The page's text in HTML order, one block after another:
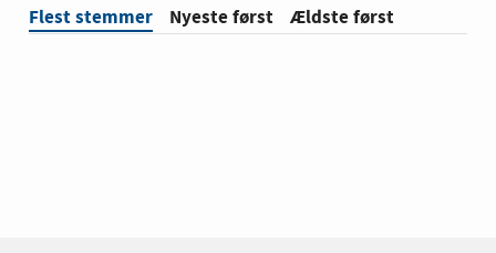
Flest stemmer Nyeste først Ældste først